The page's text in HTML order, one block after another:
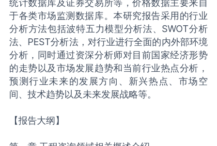
统计数据库及证券交易所等，价格数据主要来自
于各类市场监测数据库。本研究报告采用的行业
分析方法包括波特五力模型分析法、SWOT分析
法、PEST分析法，对行业进行全面的内外部环境
分析，同时通过资深分析师对目前国家经济形势
的走势以及市场发展趋势和当前行业热点分析，
预测行业未来的发展方向、新兴热点、市场空
间、技术趋势以及未来发展战略等。
【报告大纲】